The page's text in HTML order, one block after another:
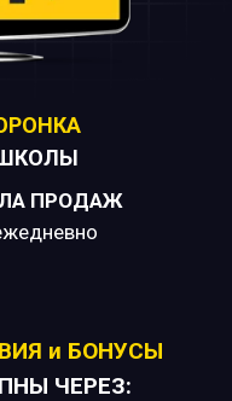
ПРОДАЖ
и БОНУСЫ
ЧЕРЕЗ: